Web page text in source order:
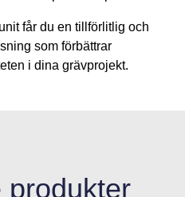
får du en tillförlitlig och
som förbättrar
i dina grävprojekt.
produkter